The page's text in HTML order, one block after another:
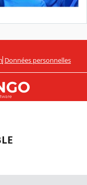
Données personnelles